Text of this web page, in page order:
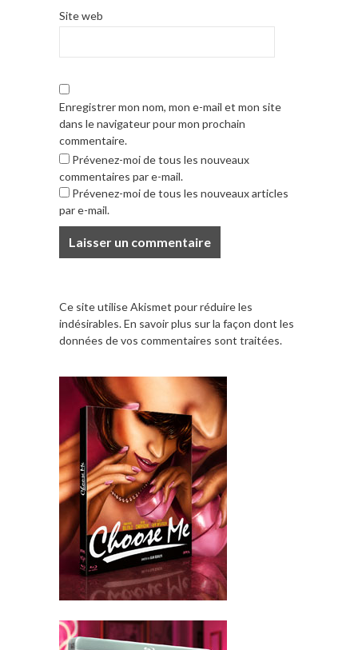
Site web
Enregistrer mon nom, mon e-mail et mon site
dans le navigateur pour mon prochain
commentaire.
Prévenez-moi de tous les nouveaux
commentaires par e-mail.
Prévenez-moi de tous les nouveaux articles
par e-mail.
Ce site utilise Akismet pour réduire les
indésirables.En savoir plus sur la façon dont les
données de vos commentaires sont traitées.